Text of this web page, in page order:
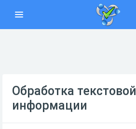
Обработка текстовой
информации